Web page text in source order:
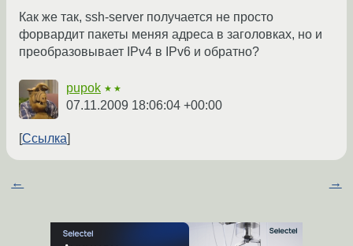
Как же так, ssh-server получается не просто
форвардит пакеты меняя адреса в заголовках, но и
преобразовывает IPv4 в IPv6 и обратно?
pupok ★★
07.11.2009 18:06:04 +00:00
Ссылка
← →